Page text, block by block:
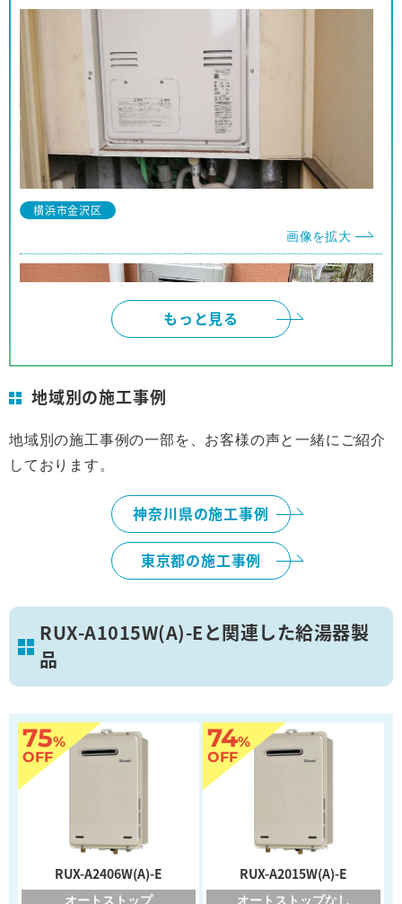
注文、施工まで安心してお取り引きが出来ました。
商品購入の予定の友人、親戚等に紹介をしても良い
と思っております。
神奈川県 I様
事前の対応から工事に至るまでほぼパーフェクトな
対応でした。
対応も押し付けがましくなく、工事の方も親切で、
他の人にも安心して推薦できます。
横浜市金沢区
画像を拡大
横浜市
葛飾区
画像を拡大
もっと見る
地域別の施工事例
地域別の施工事例の一部を、お客様の声と一緒にご紹介
しております。
神奈川県の施工事例
東京都の施工事例
RUX-A1015W(A)-Eと関連した給湯器製
品
75%
OFF
RUX-A2406W(A)-E
オートストップ
74%
OFF
RUX-A2015W(A)-E
オートストップなし